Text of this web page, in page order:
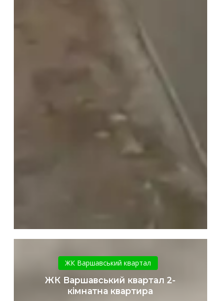
Варшавський
квартал
2-
кімнатна
ЖК Варшавський квартал
ЖК Варшавський квартал 2-
кімнатна квартира